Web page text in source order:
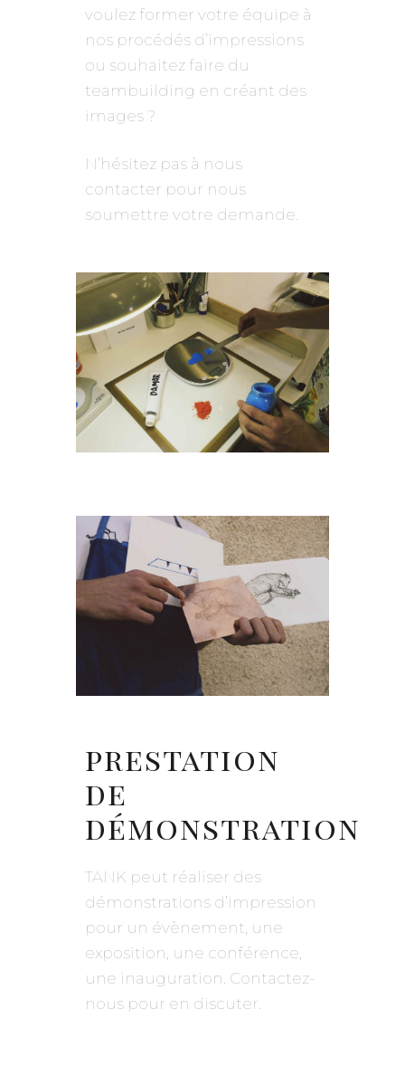
voulez former votre équipe à
nos procédés d’impressions
ou souhaitez faire du
teambuilding en créant des
images ?
N’hésitez pas à nous
contacter pour nous
soumettre votre demande.
prestation
de
démonstration
TANK peut réaliser des
démonstrations d’impression
pour un évènement, une
exposition, une conférence,
une inauguration. Contactez-
nous pour en discuter.